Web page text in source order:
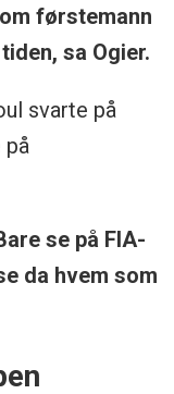
førstemann
sa Ogier.
svarte på
på
se på FIA-
da hvem som